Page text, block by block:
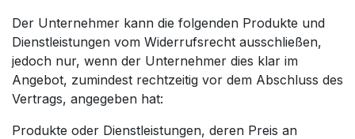
Der Unternehmer kann die folgenden Produkte und
Dienstleistungen vom Widerrufsrecht ausschließen,
jedoch nur, wenn der Unternehmer dies klar im
Angebot, zumindest rechtzeitig vor dem Abschluss des
Vertrags, angegeben hat:
Produkte oder Dienstleistungen, deren Preis an